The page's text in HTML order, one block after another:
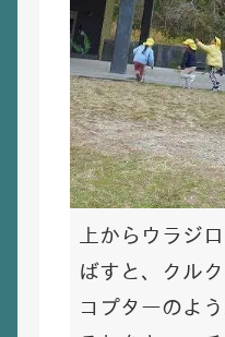
上からウラジ
ばすと、クル
コプターのよ